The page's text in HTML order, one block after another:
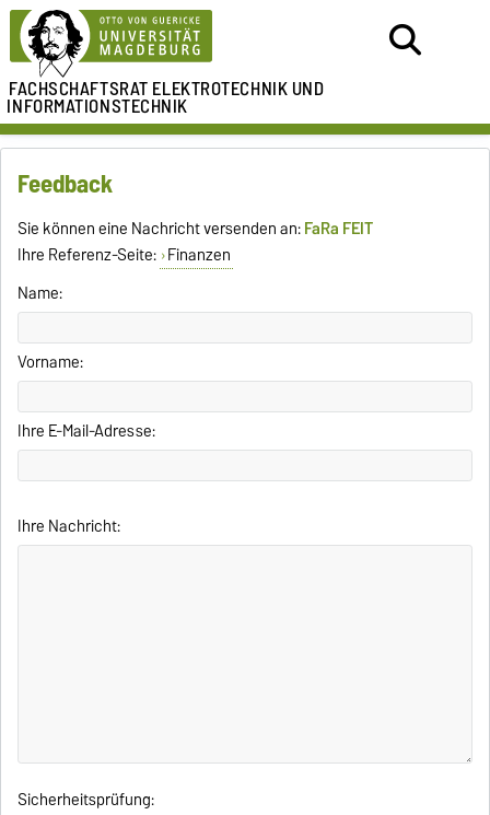
FACHSCHAFTSRATELEKTROTECHNIK UND
INFORMATIONSTECHNIK
Feedback
Sie können eine Nachricht versenden an:FaRa FEIT
Ihre Referenz-Seite: Finanzen
Name:
Vorname:
Ihre E-Mail-Adresse:
Ihre Nachricht:
Sicherheitsprüfung: